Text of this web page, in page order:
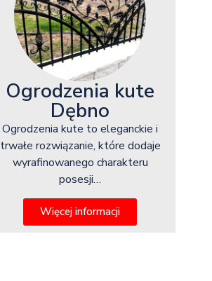
Ogrodzenia kute
Dębno
Ogrodzenia kute to eleganckie i
trwałe rozwiązanie, które dodaje
wyrafinowanego charakteru
posesji…
Więcej informacji